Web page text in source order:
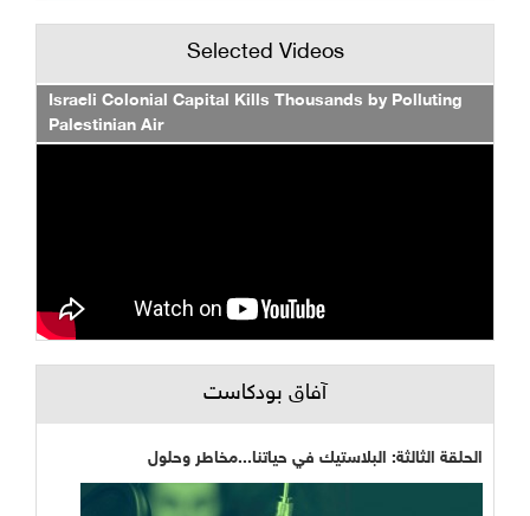
Selected Videos
Israeli Colonial Capital Kills Thousands by Polluting
Palestinian Air
آفاق بودكاست
الحلقة الثالثة: البلاستيك في حياتنا...مخاطر وحلول